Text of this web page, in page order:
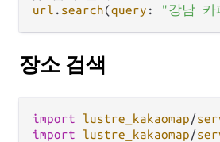
url . search(query : "강남 카
장소 검색
import lustre_kakaomap/
import
lustre_kakaomap/